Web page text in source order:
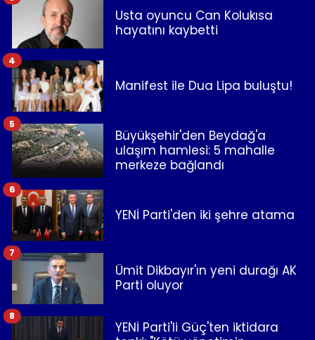
Usta oyuncu Can Kolukısa
hayatını kaybetti
Manifest ile Dua Lipa buluştu!
4
Büyükşehir'den Beydağ'a
ulaşım hamlesi: 5 mahalle
merkeze bağlandı
5
YENİ Parti'den iki şehre atama
6
Ümit Dikbayır'ın yeni durağı AK
Parti oluyor
7
YENİ Parti'li Güç'ten iktidara
8